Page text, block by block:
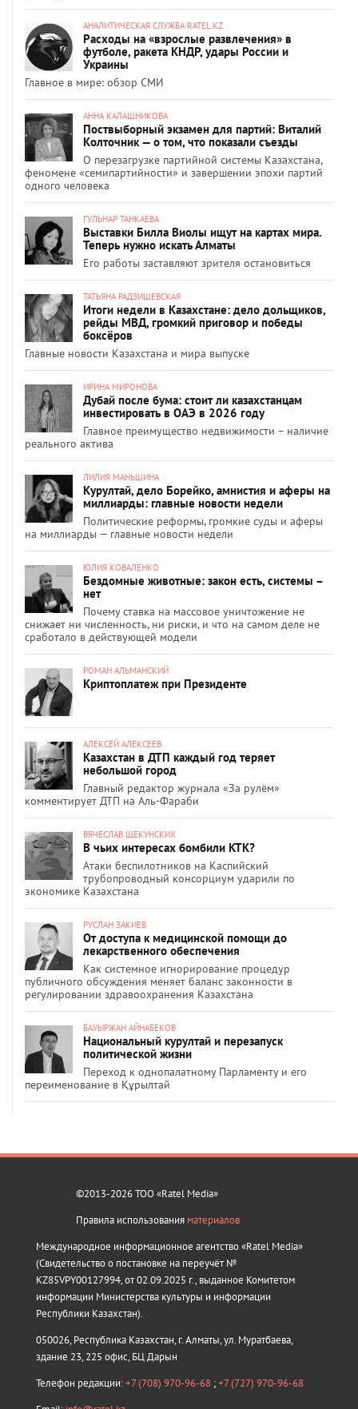
АНАЛИТИЧЕСКАЯ СЛУЖБА RATEL.KZ
Расходы на «взрослые развлечения» в
футболе, ракета КНДР, удары России и
Украины
Главное в мире: обзор СМИ
АННА КАЛАШНИКОВА
Поствыборный экзамен для партий: Виталий
Колточник — о том, что показали съезды
О перезагрузке партийной системы Казахстана,
феномене «семипартийности» и завершении эпохи партий
одного человека
ГУЛЬНАР ТАНКАЕВА
Выставки Билла Виолы ищут на картах мира.
Теперь нужно искать Алматы
Его работы заставляют зрителя остановиться
ТАТЬЯНА РАДЗИШЕВСКАЯ
Итоги недели в Казахстане: дело дольщиков,
рейды МВД, громкий приговор и победы
боксёров
Главные новости Казахстана и мира выпуске
ИРИНА МИРОНОВА
Дубай после бума: стоит ли казахстанцам
инвестировать в ОАЭ в 2026 году
Главное преимущество недвижимости – наличие
реального актива
ЛИЛИЯ МАНЬШИНА
Курултай, дело Борейко, амнистия и аферы на
миллиарды: главные новости недели
Политические реформы, громкие суды и аферы
на миллиарды — главные новости недели
ЮЛИЯ КОВАЛЕНКО
Бездомные животные: закон есть, системы –
нет
Почему ставка на массовое уничтожение не
снижает ни численность, ни риски, и что на самом деле не
сработало в действующей модели
РОМАН АЛЬМАНСКИЙ
Криптоплатеж при Президенте
АЛЕКСЕЙ АЛЕКСЕЕВ
Казахстан в ДТП каждый год теряет
небольшой город
Главный редактор журнала «За рулём»
комментирует ДТП на Аль-Фараби
ВЯЧЕСЛАВ ЩЕКУНСКИХ
В чьих интересах бомбили КТК?
Атаки беспилотников на Каспийский
трубопроводный консорциум ударили по
экономике Казахстана
РУСЛАН ЗАКИЕВ
От доступа к медицинской помощи до
лекарственного обеспечения
Как системное игнорирование процедур
публичного обсуждения меняет баланс законности в
регулировании здравоохранения Казахстана
БАУЫРЖАН АЙНАБЕКОВ
Национальный курултай и перезапуск
политической жизни
Переход к однопалатному Парламенту и его
переименование в Құрылтай
©2013-2026 ТОО «Ratel Media»
Правила использования материалов
Международное информационное агентство «Ratel Media»
(Свидетельство о постановке на переучёт №
KZ85VPY00127994, от 02.09.2025 г., выданное Комитетом
информации Министерства культуры и информации
Республики Казахстан).
050026, Республика Казахстан, г. Алматы, ул. Муратбаева,
здание 23, 225 офис, БЦ Дарын
Телефон редакции:+7 (708) 970-96-68 ;+7 (727) 970-96-68